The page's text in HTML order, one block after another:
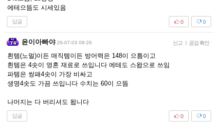
에테으뜸도 시세있음
답글 0
0
윤이아빠야 26-07-03 09:26 신고 | 공감 확인
흰템(노멀)이든 매직템이든 방어력은 148이 으틈이고
흰템은 4솟이 영혼 재료로 쓰입니다 에테도 스왑으로 쓰임
파템은 쌍패4솟이 가장 비싸고
생명4솟도 가끔 쓰입니다 수치는 60이 으뜸
나머지는 다 버리셔도 됩니다
답글 0
0